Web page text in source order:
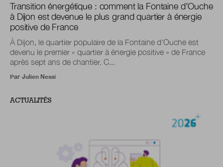
Transition énergétique : comment la Fontaine d’Ouche
à Dijon est devenue le plus grand quartier à énergie
positive de France
À Dijon, le quartier populaire de la Fontaine d’Ouche est
devenu le premier « quartier à énergie positive » de France
après sept ans de chantier. C...
Par Julien Nessi
ACTUALITÉS